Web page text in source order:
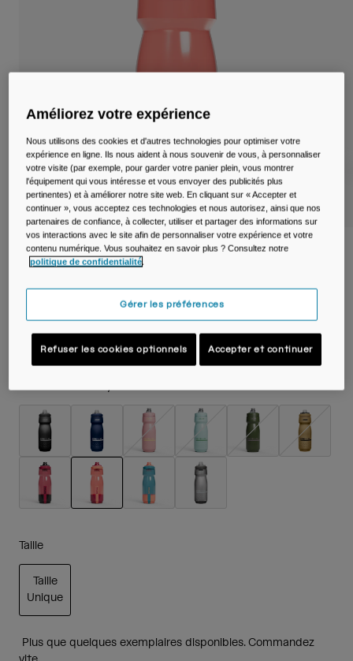
Mugs et Gobelets
Ceintures et sacoches
Réservoirs
Accessoires
Tout Voir
Bidon de vélo Podium® 710ml
Article n°38116-F58-OS
15,99 €
Couleur -Mercury Blush
Taille
Taille
Unique
Plus que quelques exemplaires disponibles. Commandez
Améliorez votre expérience
Nous utilisons des cookies et d'autres technologies pour optimiser votre
expérience en ligne. Ils nous aident à nous souvenir de vous, à personnaliser
votre visite (par exemple, pour garder votre panier plein, vous montrer
l'équipement qui vous intéresse et vous envoyer des publicités plus
pertinentes) et à améliorer notre site web. En cliquant sur « Accepter et
continuer », vous acceptez ces technologies et nous autorisez, ainsi que nos
partenaires de confiance, à collecter, utiliser et partager des informations sur
vos interactions avec le site afin de personnaliser votre expérience et votre
contenu numérique. Vous souhaitez en savoir plus ? Consultez notre
politique de confidentialité.
Gérer les préférences
Refuser les cookies optionnels Accepter et continuer